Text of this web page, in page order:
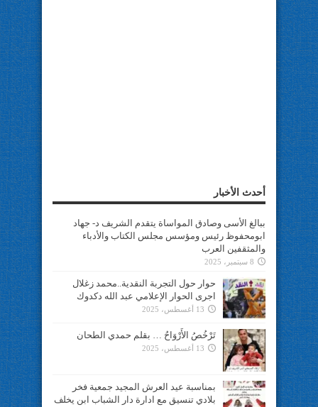
أحدث الأخبار
ببالغ الأسى وصادق المواساة يتقدم الشريف د- جهاد
ابومحفوظ رئيس ومؤسس مجلس الكتاب والأدباء
والمثقفين العرب
8 سبتمبر، 2025
حوار حول التجربة النقدية..محمد زغلال
اجرى الحوار الإعلامي عبد الله دكدوك
13 أغسطس، 2025
تَرْخُصُ الأَرْوَاحُ … بقلم حمدي الطحان
13 أغسطس، 2025
بمناسبة عيد العرش المجيد جمعية فخر
بلادي تنسيق مع ادارة دار الشباب ابن يخلف